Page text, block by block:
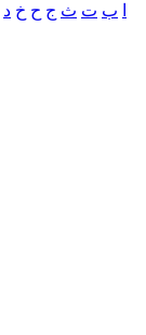
ب ت ث ج ح خ د